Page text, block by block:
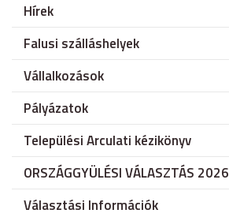
Hírek
Falusi szálláshelyek
Vállalkozások
Pályázatok
Települési Arculati kézikönyv
ORSZÁGGYÜLÉSI VÁLASZTÁS 2026
Választási Információk